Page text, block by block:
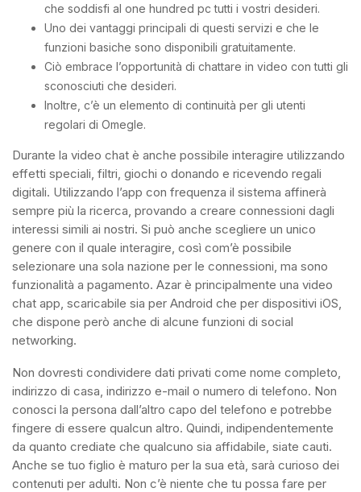
che soddisfi al one hundred pc tutti i vostri desideri.
Uno dei vantaggi principali di questi servizi e che le
funzioni basiche sono disponibili gratuitamente.
Ciò embrace l’opportunità di chattare in video con tutti gli
sconosciuti che desideri.
Inoltre, c’è un elemento di continuità per gli utenti
regolari di Omegle.
Durante la video chat è anche possibile interagire utilizzando
effetti speciali, filtri, giochi o donando e ricevendo regali
digitali. Utilizzando l’app con frequenza il sistema affinerà
sempre più la ricerca, provando a creare connessioni dagli
interessi simili ai nostri. Si può anche scegliere un unico
genere con il quale interagire, così com’è possibile
selezionare una sola nazione per le connessioni, ma sono
funzionalità a pagamento. Azar è principalmente una video
chat app, scaricabile sia per Android che per dispositivi iOS,
che dispone però anche di alcune funzioni di social
networking.
Non dovresti condividere dati privati come nome completo,
indirizzo di casa, indirizzo e-mail o numero di telefono. Non
conosci la persona dall’altro capo del telefono e potrebbe
fingere di essere qualcun altro. Quindi, indipendentemente
da quanto crediate che qualcuno sia affidabile, siate cauti.
Anche se tuo figlio è maturo per la sua età, sarà curioso dei
contenuti per adulti. Non c’è niente che tu possa fare per